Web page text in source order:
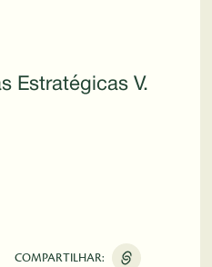
Estratégicas V.
COMPARTILHAR: